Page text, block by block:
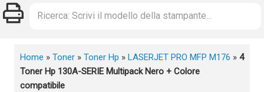
Home » Toner » Toner Hp » LASERJET PRO MFP M176 » 4
Toner Hp 130A-SERIE Multipack Nero + Colore
compatibile